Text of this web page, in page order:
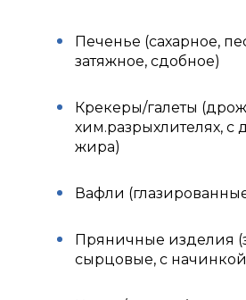
Печенье (сахарное,
затяжное, сдобное)
Крекеры/галеты
хим.разрыхлителях, с
жира)
Вафли
Пряничные изделия
сырцовые, с